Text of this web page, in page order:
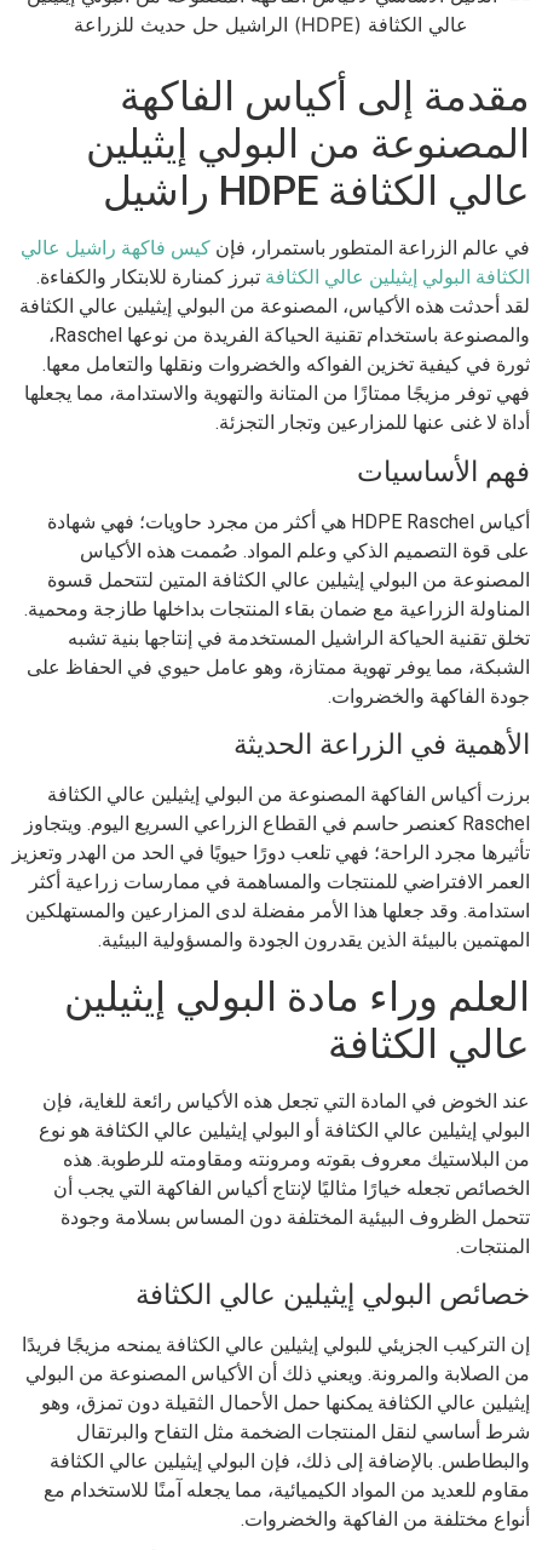
مقدمة إلى أكياس الفاكهة
المصنوعة من البولي إيثيلين
عالي الكثافة HDPE راشيل
في عالم الزراعة المتطور باستمرار، فإنكيس فاكهة راشيل عالي
الكثافة البولي إيثيلين عالي الكثافةتبرز كمنارة للابتكار والكفاءة.
لقد أحدثت هذه الأكياس، المصنوعة من البولي إيثيلين عالي الكثافة
والمصنوعة باستخدام تقنية الحياكة الفريدة من نوعها Raschel،
ثورة في كيفية تخزين الفواكه والخضروات ونقلها والتعامل معها.
فهي توفر مزيجًا ممتازًا من المتانة والتهوية والاستدامة، مما يجعلها
أداة لا غنى عنها للمزارعين وتجار التجزئة.
فهم الأساسيات
أكياس HDPE Raschel هي أكثر من مجرد حاويات؛ فهي شهادة
على قوة التصميم الذكي وعلم المواد. صُممت هذه الأكياس
المصنوعة من البولي إيثيلين عالي الكثافة المتين لتتحمل قسوة
المناولة الزراعية مع ضمان بقاء المنتجات بداخلها طازجة ومحمية.
تخلق تقنية الحياكة الراشيل المستخدمة في إنتاجها بنية تشبه
الشبكة، مما يوفر تهوية ممتازة، وهو عامل حيوي في الحفاظ على
جودة الفاكهة والخضروات.
الأهمية في الزراعة الحديثة
برزت أكياس الفاكهة المصنوعة من البولي إيثيلين عالي الكثافة
Raschel كعنصر حاسم في القطاع الزراعي السريع اليوم. ويتجاوز
تأثيرها مجرد الراحة؛ فهي تلعب دورًا حيويًا في الحد من الهدر وتعزيز
العمر الافتراضي للمنتجات والمساهمة في ممارسات زراعية أكثر
استدامة. وقد جعلها هذا الأمر مفضلة لدى المزارعين والمستهلكين
المهتمين بالبيئة الذين يقدرون الجودة والمسؤولية البيئية.
العلم وراء مادة البولي إيثيلين
عالي الكثافة
عند الخوض في المادة التي تجعل هذه الأكياس رائعة للغاية، فإن
البولي إيثيلين عالي الكثافة أو البولي إيثيلين عالي الكثافة هو نوع
من البلاستيك معروف بقوته ومرونته ومقاومته للرطوبة. هذه
الخصائص تجعله خيارًا مثاليًا لإنتاج أكياس الفاكهة التي يجب أن
تتحمل الظروف البيئية المختلفة دون المساس بسلامة وجودة
المنتجات.
خصائص البولي إيثيلين عالي الكثافة
إن التركيب الجزيئي للبولي إيثيلين عالي الكثافة يمنحه مزيجًا فريدًا
من الصلابة والمرونة. ويعني ذلك أن الأكياس المصنوعة من البولي
إيثيلين عالي الكثافة يمكنها حمل الأحمال الثقيلة دون تمزق، وهو
شرط أساسي لنقل المنتجات الضخمة مثل التفاح والبرتقال
والبطاطس. بالإضافة إلى ذلك، فإن البولي إيثيلين عالي الكثافة
مقاوم للعديد من المواد الكيميائية، مما يجعله آمنًا للاستخدام مع
أنواع مختلفة من الفاكهة والخضروات.